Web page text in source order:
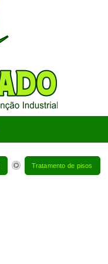
Tratamento de pisos